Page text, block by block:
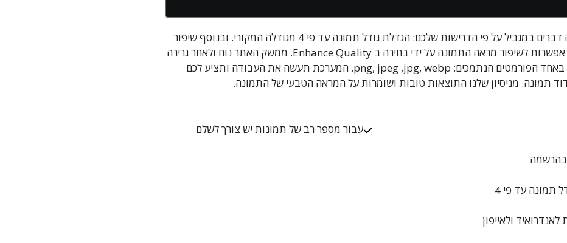
האתר הזה עושה כמה דברים במגביל על פי הדרישות שלכם: הגדלת גודל תמונה עד פי 4 מגודלה המקורי. ובנוסף שיפור
מראה התמונה. ישנה אפשרות לשיפור מראה התמונה על ידי בחירה ב Enhance Quality. ממשק האתר נוח ולאחר גרירה
או העלאה של תמונה באחד הפורמטים הנתמכים: png, jpeg ,jpg, webp. המערכת תעשה את העבודה ותציע לכם
תמונה. מניסיון שלנו התוצאות טובות ושומרות על המראה הטבעי של התמונה.
בהרשמה
תמונה עד פי 4
לאנדרואיד ולאייפון
עבור מספר רב של תמונות יש צורך לשלם